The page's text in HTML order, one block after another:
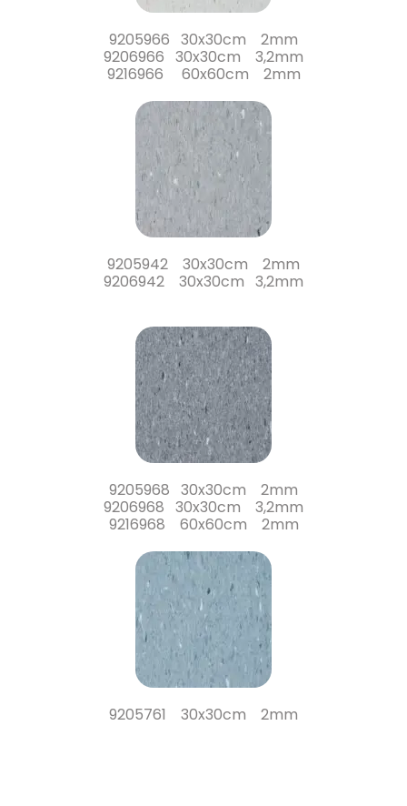
9205966 30x30cm 2mm
9206966 30x30cm 3,2mm
9216966 60x60cm 2mm
9205942 30x30cm 2mm
9206942 30x30cm 3,2mm
9205968 30x30cm 2mm
9206968 30x30cm 3,2mm
9216968 60x60cm 2mm
9205761 30x30cm 2mm